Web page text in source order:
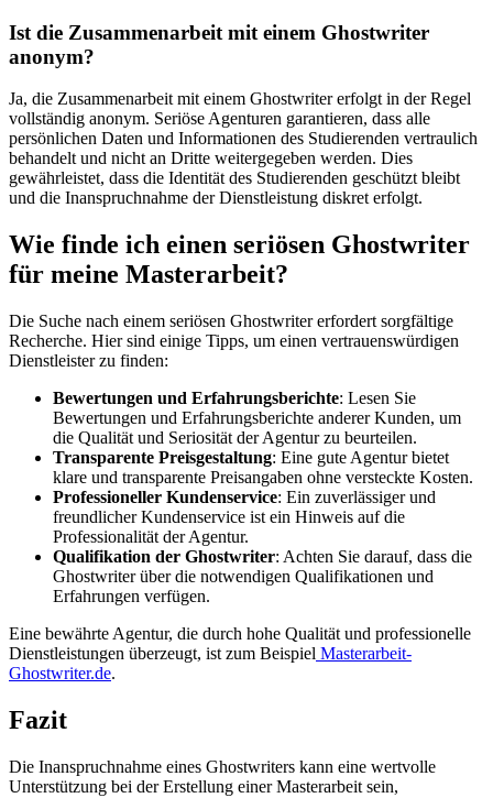
Ist die Zusammenarbeit mit einem Ghostwriter
anonym?
Ja, die Zusammenarbeit mit einem Ghostwriter erfolgt in der Regel
vollständig anonym. Seriöse Agenturen garantieren, dass alle
persönlichen Daten und Informationen des Studierenden vertraulich
behandelt und nicht an Dritte weitergegeben werden. Dies
gewährleistet, dass die Identität des Studierenden geschützt bleibt
und die Inanspruchnahme der Dienstleistung diskret erfolgt.
Wie finde ich einen seriösen Ghostwriter
für meine Masterarbeit?
Die Suche nach einem seriösen Ghostwriter erfordert sorgfältige
Recherche. Hier sind einige Tipps, um einen vertrauenswürdigen
Dienstleister zu finden:
Bewertungen und Erfahrungsberichte: Lesen Sie
Bewertungen und Erfahrungsberichte anderer Kunden, um
die Qualität und Seriosität der Agentur zu beurteilen.
Transparente Preisgestaltung: Eine gute Agentur bietet
klare und transparente Preisangaben ohne versteckte Kosten.
Professioneller Kundenservice: Ein zuverlässiger und
freundlicher Kundenservice ist ein Hinweis auf die
Professionalität der Agentur.
Qualifikation der Ghostwriter: Achten Sie darauf, dass die
Ghostwriter über die notwendigen Qualifikationen und
Erfahrungen verfügen.
Eine bewährte Agentur, die durch hohe Qualität und professionelle
Dienstleistungen überzeugt, ist zum Beispiel Masterarbeit-
Ghostwriter.de.
Fazit
Die Inanspruchnahme eines Ghostwriters kann eine wertvolle
Unterstützung bei der Erstellung einer Masterarbeit sein,